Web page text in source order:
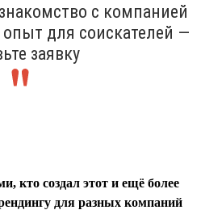
с компанией
для соискателей —
заявку
кто создал этот и ещё более
для разных компаний